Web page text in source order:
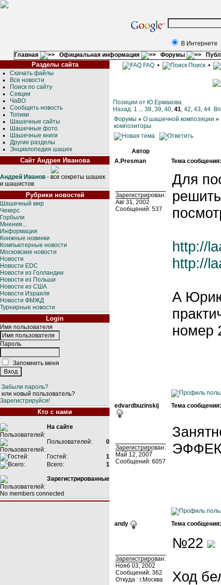
В Интернете
Главная
Официальная информация Форумы
Разделы сайта
Скачать файлы
Все новости
Поиск по сайту
Секции
ЧаВО
Сообщить новость
Топики
Шашечные сайты
Шашечные фото
Шашечные книги
Другие разделы
Энциклопедия шашек
Сайт Андрея Иванова
Андрей Иванов - все секреты шашек
и шашистов
Рубрики новостей
Шашечный мир
Чекерс
Горбыли
Мнения...
Информация
Книжные новинки
Компьютерные новости
Московские новости
Новости
Новости EDC
Новости из Голландии
Новости из Польши
Новости из США
Новости Израиля
Новости ФМЖД
Турнирные новости
Login
Имя пользователя
Пароль
Запомнить меня
Забыли пароль?
или новый пользователь?
Зарегистрируйся!
Кто с нами
На сайте
Пользователей: 0
Гостей:
1
Всего:
1
Зарегистрированные
No members connected
FAQ• Поиск•
Позиции от Ю.Ермакова
Назад 1 ... 38, 39, 40, 41, 42, 43, 44
Форумы » О шашечной композиции »
композиторы
Автор
A.Presman
Тема сообщения:
Зарегистрирован:
Авг 31, 2002
Сообщений: 537
Для
http://
http://
А
номер
edvardbuzinskij Тема сообщения:
Зарегистрирован:
Май 12, 2007
Сообщений: 6057
andy Тема сообщения:
Зарегистрирован:
Нояб 03, 2002
Сообщений: 362
Откуда : г.Москва
№22
Ход